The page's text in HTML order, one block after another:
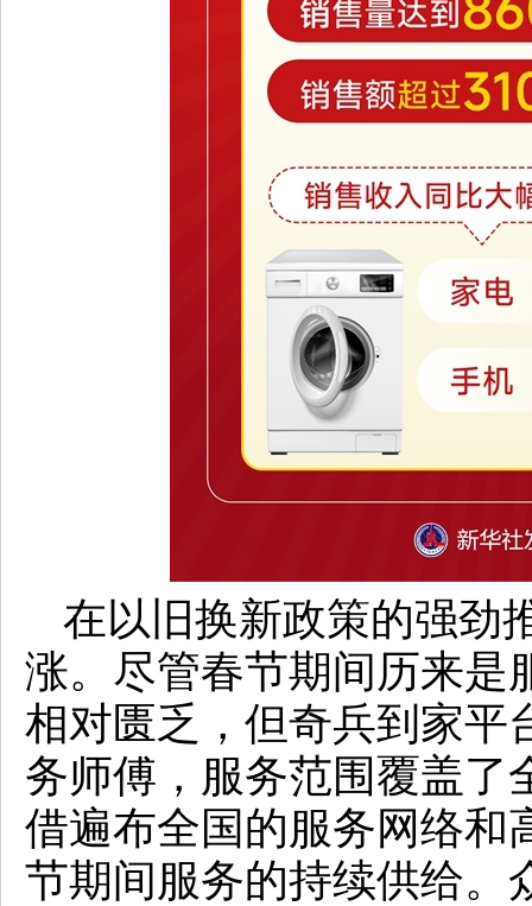
在以旧换新政策的强劲
涨。尽管春节期间历来是
相对匮乏，但奇兵到家平
务师傅，服务范围覆盖了
借遍布全国的服务网络和
节期间服务的持续供给。